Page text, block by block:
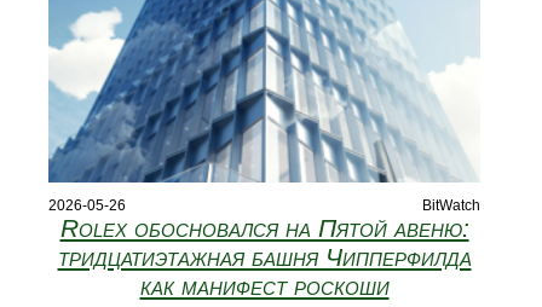
2026-05-26 BitWatch
Rolex обосновался на Пятой авеню:
тридцатиэтажная башня Чипперфилда
как манифест роскоши